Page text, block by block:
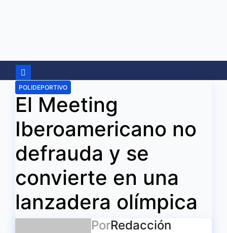
POLIDEPORTIVO
El Meeting
Iberoamericano no
defrauda y se
convierte en una
lanzadera olímpica
PorRedacción